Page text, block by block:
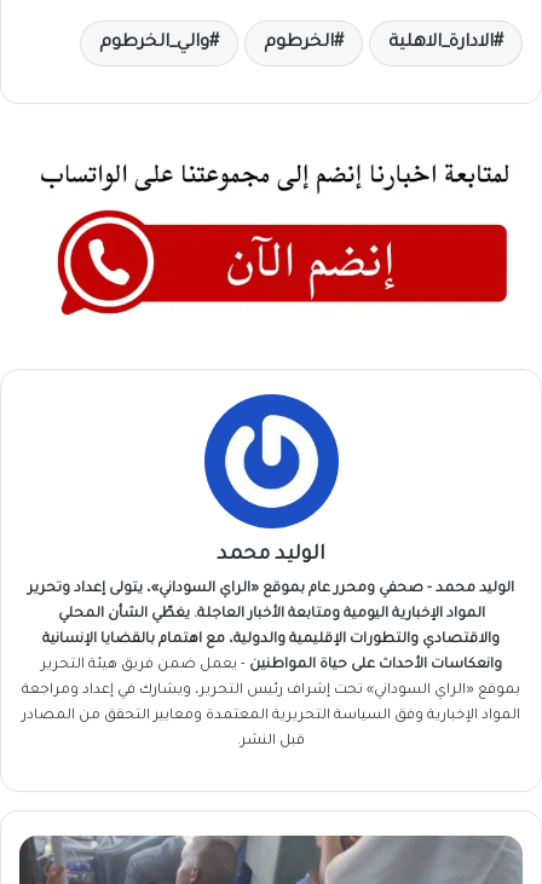
الادارة_الاهلية الخرطوم والي_الخرطوم
الوليد محمد
الوليد محمد - صحفي ومحرر عام بموقع «الراي السوداني»، يتولى إعداد وتحرير
المواد الإخبارية اليومية ومتابعة الأخبار العاجلة. يغطّي الشأن المحلي
والاقتصادي والتطورات الإقليمية والدولية، مع اهتمام بالقضايا الإنسانية
وانعكاسات الأحداث على حياة المواطنين - يعمل ضمن فريق هيئة التحرير
بموقع «الراي السوداني» تحت إشراف رئيس التحرير، ويشارك في إعداد ومراجعة
المواد الإخبارية وفق السياسة التحريرية المعتمدة ومعايير التحقق من المصادر
قبل النشر.
قرار
حاسم